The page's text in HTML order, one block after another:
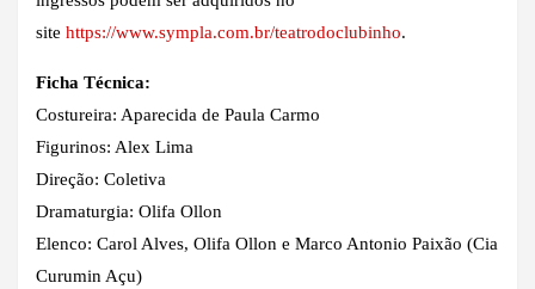
site https://www.sympla.com.br/teatrodoclubinho.
Ficha Técnica:
Costureira: Aparecida de Paula Carmo
Figurinos: Alex Lima
Direção: Coletiva
Dramaturgia: Olifa Ollon
Elenco: Carol Alves, Olifa Ollon e Marco Antonio Paixão (Cia
Curumin Açu)